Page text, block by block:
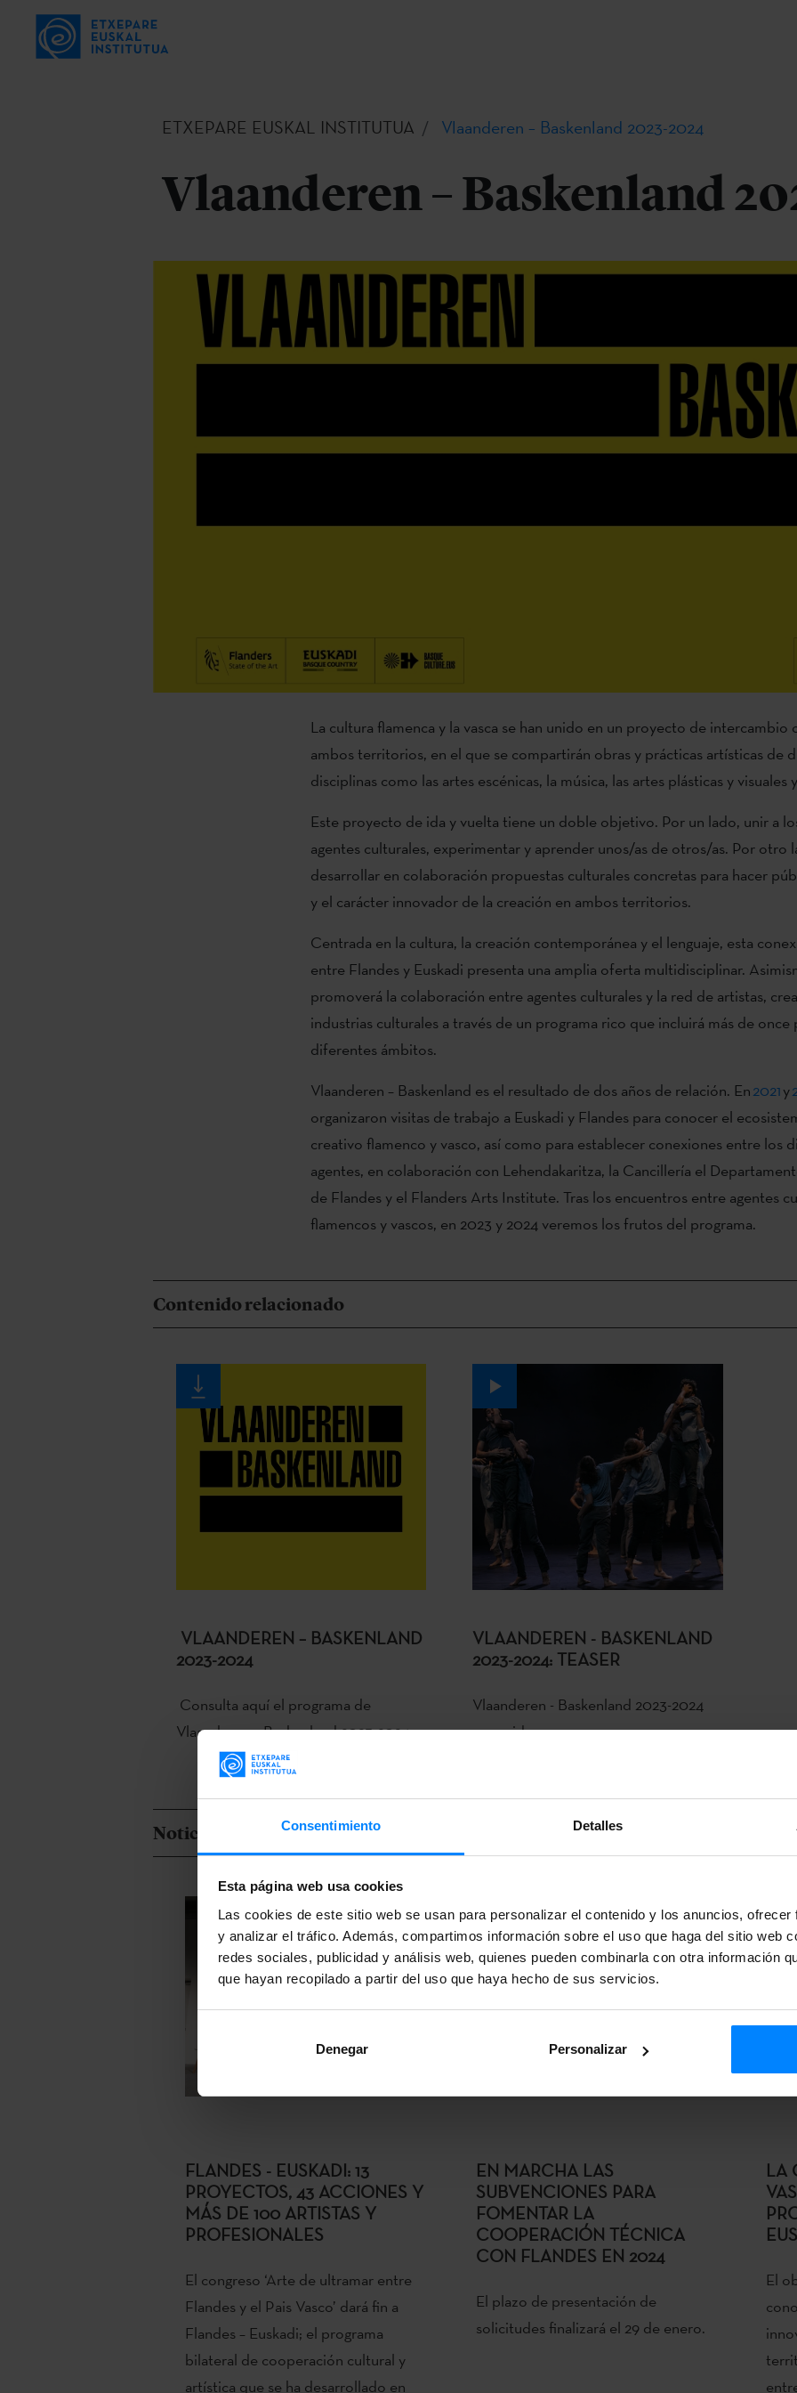
Consentimiento Detalles
Esta página web usa cookies
Las cookies de este sitio web se usan para personalizar el contenido y los anuncios,
y analizar el tráfico. Además, compartimos información sobre el uso que haga del sitio web
redes sociales, publicidad y análisis web, quienes pueden combinarla con otra información
que hayan recopilado a partir del uso que haya hecho de sus servicios.
Denegar Personalizar
ETXEPARE EUSKAL INSTITUTUA Vlaanderen – Baskenland 2023-2024
Vlaanderen – Baskenland
La cultura flamenca y la vasca se han unido en un proyecto de intercambio
ambos territorios, en el que se compartirán obras y prácticas artísticas de
disciplinas como las artes escénicas, la música, las artes plásticas y visuales
Este proyecto de ida y vuelta tiene un doble objetivo. Por un lado, unir a
agentes culturales, experimentar y aprender unos/as de otros/as. Por otro
desarrollar en colaboración propuestas culturales concretas para hacer
y el carácter innovador de la creación en ambos territorios.
Centrada en la cultura, la creación contemporánea y el lenguaje, esta
entre Flandes y Euskadi presenta una amplia oferta multidisciplinar.
promoverá la colaboración entre agentes culturales y la red de artistas,
industrias culturales a través de un programa rico que incluirá más de
diferentes ámbitos.
Vlaanderen – Baskenland es el resultado de dos años de relación. En2021y
organizaron visitas de trabajo a Euskadi y Flandes para conocer el
creativo flamenco y vasco, así como para establecer conexiones entre los
agentes, en colaboración con Lehendakaritza, la Cancillería el
de Flandes y el Flanders Arts Institute. Tras los encuentros entre agentes
flamencos y vascos, en 2023 y 2024 veremos los frutos del programa.
Contenido relacionado
VLAANDEREN – BASKENLAND
2023-2024
Consulta aquí el programa de
Vlaanderen – Baskenland 2023-2024.
VLAANDEREN - BASKENLAND
2023-2024: TEASER
Vlaanderen - Baskenland 2023-2024
resumido.
Noticias
FLANDES - EUSKADI: 13
PROYECTOS, 43 ACCIONES Y
MÁS DE 100 ARTISTAS Y
PROFESIONALES
El congreso ‘Arte de ultramar entre
Flandes y el Pais Vasco’ dará fin a
Flandes – Euskadi; el programa
bilateral de cooperación cultural y
artística que se ha desarrollado en
EN MARCHA LAS
SUBVENCIONES PARA
FOMENTAR LA
COOPERACIÓN TÉCNICA
CON FLANDES EN 2024
El plazo de presentación de
solicitudes finalizará el 29 de enero.
LA
El